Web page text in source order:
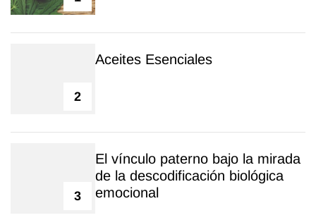
2
Aceites Esenciales
3
El vínculo paterno bajo la mirada
de la descodificación biológica
emocional